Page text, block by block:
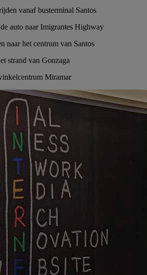
vanaf busterminal Santos
auto naar Imigrantes Highway
naar het centrum van Santos
strand van Gonzaga
Miramar